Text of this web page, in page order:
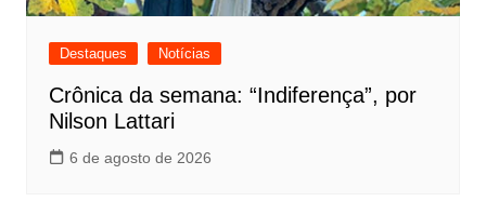
Destaques Notícias
Crônica da semana: “Indiferença”, por
Nilson Lattari
6 de agosto de 2026